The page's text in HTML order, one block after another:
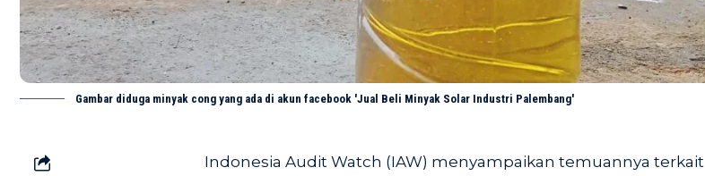
Gambar diduga minyak cong yang ada di akun facebook 'Jual Beli Minyak Solar Industri Palembang'
Indonesia Audit Watch (IAW) menyampaikan temuannya terkait